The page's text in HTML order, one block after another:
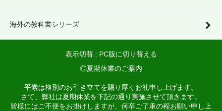
海外の教科書シリーズ
表示切替 : PC版に切り替える
◎夏期休業のご案内
平素は格別のお引き立てを賜り厚くお礼申し上げます。
さて、弊社は夏期休業を下記の通り実施させて頂きます。
皆様にはご不便をお掛けしますが、何卒ご了承の程お願い申し上